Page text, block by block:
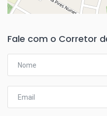
Fale com o Corretor